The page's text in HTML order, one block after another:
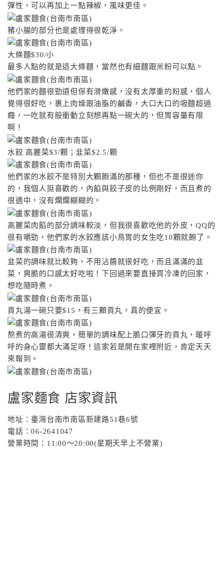
彈性，可以再加上一點辣椒，風味更佳。
豬小腸的部分也是處理得很乾淨。
大條麵$30/小
最多人點的就是這大條麵，當然也有細麵跟米粉可以點。
他們家的麵很勁道但保有滑嫩感，沒有太厚重的粉感，個人
覺得很好吃，裹上肉燥跟油脂的鹹香，大口大口的吸麵超過
癮，一吃就有股衝動立刻想再點一碗大的，但胃容量有限
啊！
水餃 高麗菜$3/顆；韭菜$2.5/顆
他們家的水餃不是特別大顆飽滿的那種，但也不是很迷你
的，我個人挺喜歡的，內餡與餃子皮的比例剛好，而且煮的
很適中，沒有爛爛糊糊的。
高麗菜肉餡的部分調味較淡，但我很喜歡吃他的外皮，QQ的
很有嚼勁，他們家的水餃應該小鳥胃的女生吃10顆就飽了。
韭菜的調味就比較夠，不用沾醬就很好吃，而且滿滿的韭
菜，爽脆的口感太好吃啦！下回過來要直接買冷凍的回家，
想吃隨時煮。
貢丸湯一碗只要$15，有三顆貢丸，真的便宜。
熬煮的高湯很清爽，簡單的調味配上脆口彈牙的貢丸，暖呼
呼的身心靈都大滿足呀！這家若是開在家裡附近，肯定天天
來報到。
盧家麵食 店家資訊
地址：臺灣台南市南區新建路51巷6號
電話：06-2641047
營業時間：11:00～20:00(星期天早上不營業)